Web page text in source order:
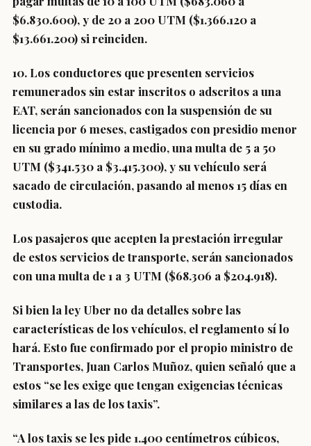
$6.830.600), y de 20 a 200 UTM ($1.366.120 a
$13.661.200) si reinciden.
10. Los conductores que presenten servicios
remunerados sin estar inscritos o adscritos a una
EAT, serán sancionados con la suspensión de su
licencia por 6 meses, castigados con presidio menor
en su grado mínimo a medio, una multa de 5 a 50
UTM ($341.530 a $3.415.300), y su vehículo será
sacado de circulación,pasando al menos 15 días en
custodia.
Los pasajeros que acepten la prestación irregular
de estos servicios de transporte, serán sancionados
con una multa de 1 a 3 UTM ($68.306 a $204.918).
Si bien la ley Uber no da detalles sobre las
características de los vehículos, el reglamento sí lo
hará. Esto fue confirmado por el propio ministro de
Transportes, Juan Carlos Muñoz, quien señaló que a
estos “se les exige que tengan exigencias técnicas
similares a las de los taxis”.
“A los taxis se les pide 1.400 centímetros cúbicos,